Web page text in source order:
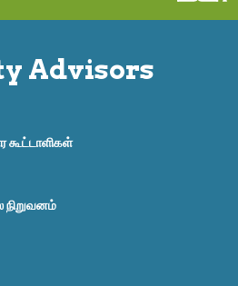
Advisors
கூட்டாளிகள்
நிறுவனம்